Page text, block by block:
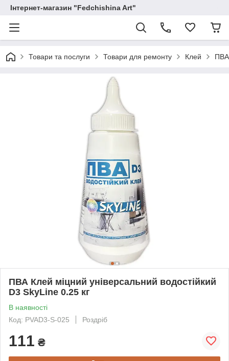
Інтернет-магазин "Fedchishina Art"
Товари та послуги Товари для ремонту Клей ПВА
ПВА Клей міцний універсальний водостійкий
D3 SkyLine 0.25 кг
В наявності
Код: PVAD3-S-025
Роздріб
111 ₴